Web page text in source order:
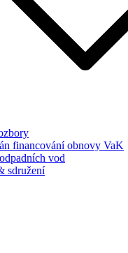
financování obnovy VaK
vod
sdružení